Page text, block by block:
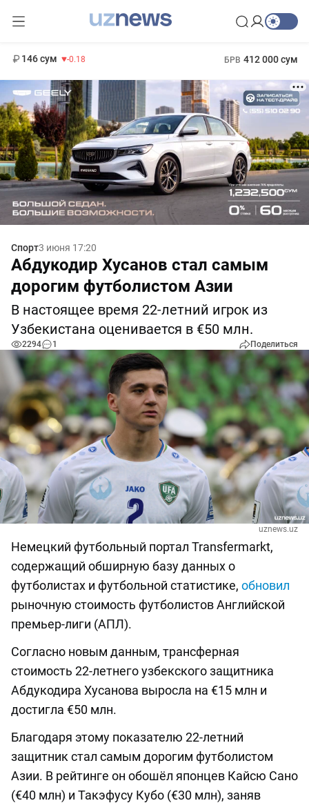
146 сум -0.18 БРВ 412 000 сум
Спорт3 июня 17:20
Абдукодир Хусанов стал самым
дорогим футболистом Азии
В настоящее время 22-летний игрок из
Узбекистана оценивается в €50 млн.
2294 1 Поделиться
uznews.uz
Немецкий футбольный портал Transfermarkt,
содержащий обширную базу данных о
футболистах и футбольной статистике, обновил
рыночную стоимость футболистов Английской
премьер-лиги (АПЛ).
Согласно новым данным, трансферная
стоимость 22-летнего узбекского защитника
Абдукодира Хусанова выросла на €15 млн и
достигла €50 млн.
Благодаря этому показателю 22-летний
защитник стал самым дорогим футболистом
Азии. В рейтинге он обошёл японцев Кайсю Сано
(€40 млн) и Такэфусу Кубо (€30 млн), заняв